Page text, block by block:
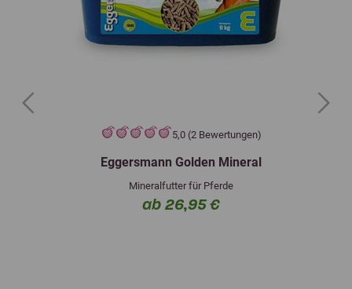
5,0 (2 Bewertungen)
Eggersmann Golden Mineral
Mineralfutter für Pferde
ab 26,95 €
Previous Next